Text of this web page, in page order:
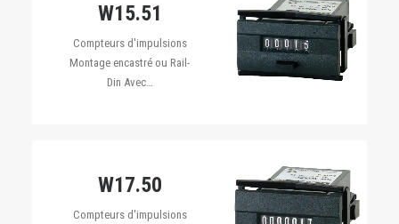
W15.51
Compteurs d'impulsions
Montage encastré ou Rail-
Din Avec…
W17.50
Compteurs d'impulsions